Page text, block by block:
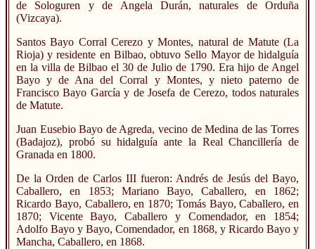
de Sologuren y de Angela Durán, naturales de Orduña
(Vizcaya).
Santos Bayo Corral Cerezo y Montes, natural de Matute (La
Rioja) y residente en Bilbao, obtuvo Sello Mayor de hidalguía
en la villa de Bilbao el 30 de Julio de 1790. Era hijo de Angel
Bayo y de Ana del Corral y Montes, y nieto paterno de
Francisco Bayo García y de Josefa de Cerezo, todos naturales
de Matute.
Juan Eusebio Bayo de Agreda, vecino de Medina de las Torres
(Badajoz), probó su hidalguía ante la Real Chancillería de
Granada en 1800.
De la Orden de Carlos III fueron: Andrés de Jesús del Bayo,
Caballero, en 1853; Mariano Bayo, Caballero, en 1862;
Ricardo Bayo, Caballero, en 1870; Tomás Bayo, Caballero, en
1870; Vicente Bayo, Caballero y Comendador, en 1854;
Adolfo Bayo y Bayo, Comendador, en 1868, y Ricardo Bayo y
Mancha, Caballero, en 1868.